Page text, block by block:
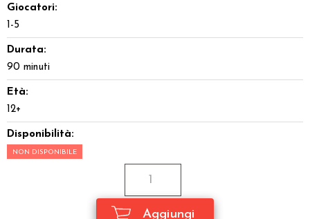
Giocatori:
1-5
Durata:
90 minuti
Età:
12+
Disponibilità:
NON DISPONIBILE